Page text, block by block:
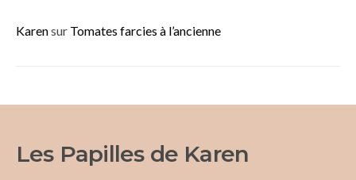
Karensur Tomates farcies à l’ancienne
Les Papilles de Karen